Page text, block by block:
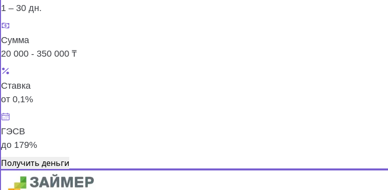
1 – 30 дн.
Сумма
20 000 - 350 000 ₸
Ставка
от 0,1%
ГЭСВ
до 179%
Получить деньги